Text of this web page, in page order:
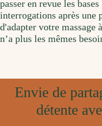
passer en revue les
interrogations après une
d'adapter votre massage
n’a plus les mêmes
Envie de
détente